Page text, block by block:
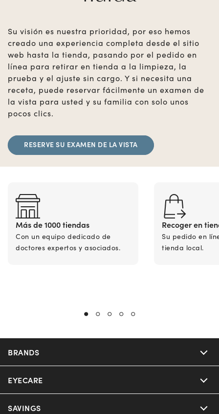
Su visión es nuestra prioridad, por eso hemos
creado una experiencia completa desde el sitio
web hasta la tienda, pasando por el pedido en
línea para retirar en tienda a la limpieza, la
prueba y el ajuste sin cargo. Y si necesita una
receta, puede reservar fácilmente un examen de
la vista para usted y su familia con solo unos
pocos clics.
RESERVE SU EXAMEN DE LA VISTA
Más de 1000 tiendas
Con un equipo dedicado de
doctores expertos y asociados.
Recoger en
Su pedido en
tienda local.
BRANDS
Nuance Audio
Ray-Ban
EYECARE
Our Eyeglasses
SAVINGS